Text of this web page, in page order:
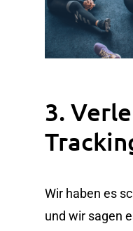
3.
Wir haben es
und wir sagen